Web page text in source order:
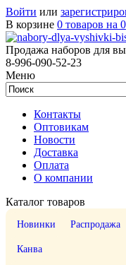
Войти или
В корзине 0 товаров на
Продажа наборов для
8-996-090-52-23
Меню
Контакты
Оптовикам
Новости
Доставка
Оплата
О компании
Каталог товаров
Новинки Распродажа
Канва